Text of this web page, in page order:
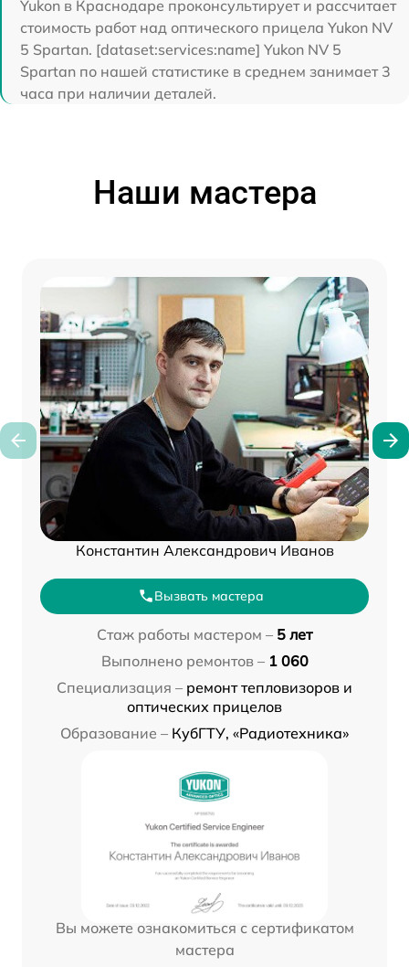
Yukon в Краснодаре проконсультирует и рассчитает
стоимость работ над оптического прицела Yukon NV
5 Spartan. [dataset:services:name] Yukon NV 5
Spartan по нашей статистике в среднем занимает 3
часа при наличии деталей.
Наши мастера
Константин Александрович Иванов
Вызвать мастера
Стаж работы мастером – 5 лет
Выполнено ремонтов – 1 060
Специализация – ремонт тепловизоров и
оптических прицелов
Образование – КубГТУ, «Радиотехника»
Вы можете ознакомиться с сертификатом
мастера